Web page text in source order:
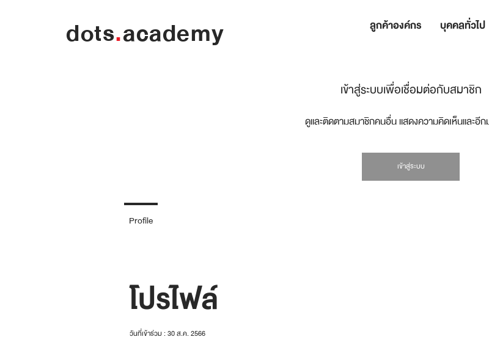
dots.academy ลูกค้าองค์กร บุคคลทั่วไป
โปรไฟล์
วันที่เข้าร่วม : 30 ส.ค. 2566
เข้าสู่ระบบเพื่อเชื่อมต่อกับสมาชิก
ดูและติดตามสมาชิกคนอื่น แสดงความคิดเห็นและอี
เข้าสู่ระบบ
Profile